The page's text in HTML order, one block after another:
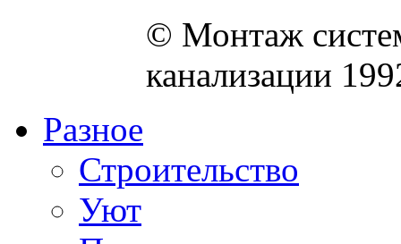
© Монтаж
канализации
Разное
Строительство
Уют